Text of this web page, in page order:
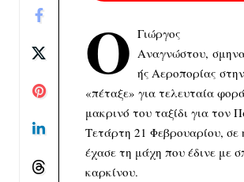
Ο Γιώργος
Αναγνώστου,
ής Αεροπορίας
«πέταξε» για τελευταία
μακρινό του ταξίδι για τον
Τετάρτη 21 Φεβρουαρίου, σε
έχασε τη μάχη που έδινε με
καρκίνου.